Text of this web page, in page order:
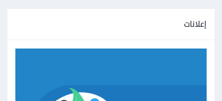
إعلانات